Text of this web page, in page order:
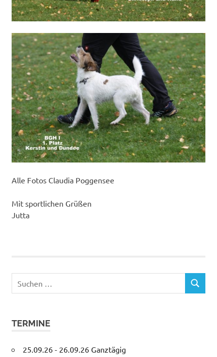
Alle Fotos Claudia Poggensee
Mit sportlichen Grüßen
Jutta
nach:
SUCHEN
TERMINE
25.09.26 - 26.09.26 Ganztägig